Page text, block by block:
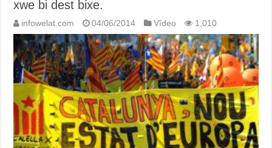
xwe bi dest bixe.
infowelat.com 04/06/2014 Vîdeo 1,010